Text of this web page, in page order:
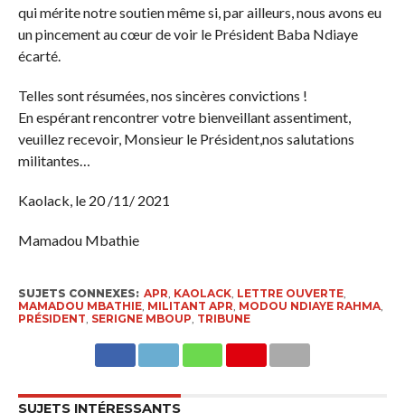
qui mérite notre soutien même si, par ailleurs, nous avons eu
un pincement au cœur de voir le Président Baba Ndiaye
écarté.
Telles sont résumées, nos sincères convictions !
En espérant rencontrer votre bienveillant assentiment,
veuillez recevoir, Monsieur le Président,nos salutations
militantes…
Kaolack, le 20 /11/ 2021
Mamadou Mbathie
SUJETS CONNEXES: APR KAOLACK, LETTRE OUVERTE,
MAMADOU MBATHIE, MILITANT APR MODOU NDIAYE RAHMA,
PRÉSIDENT SERIGNE MBOUP TRIBUNE
SUJETS INTÉRESSANTS